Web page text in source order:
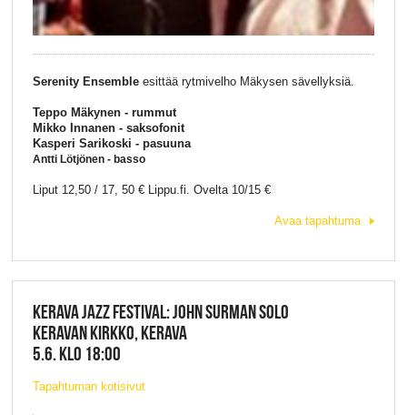
Serenity Ensembleesittää rytmivelho Mäkysen sävellyksiä.
Teppo Mäkynen - rummut
Mikko Innanen - saksofonit
Kasperi Sarikoski - pasuuna
Antti Lötjönen - basso
Liput 12,50 / 17, 50 € Lippu.fi. Ovelta 10/15 €
Avaa tapahtuma
KERAVA JAZZ FESTIVAL: JOHN SURMAN SOLO
KERAVAN KIRKKO, KERAVA
5.6. KLO 18:00
Tapahtuman kotisivut